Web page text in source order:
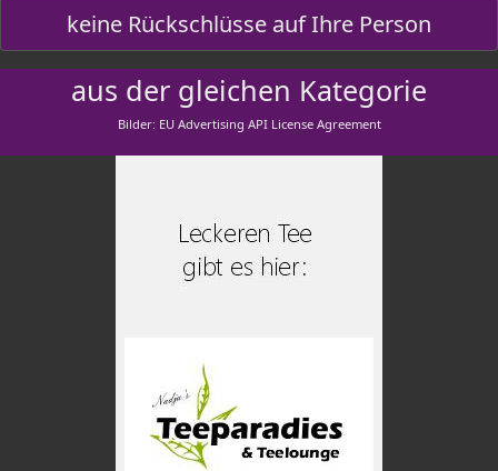
keine Rückschlüsse auf Ihre Person
aus der gleichen Kategorie
Bilder: EU Advertising API License Agreement